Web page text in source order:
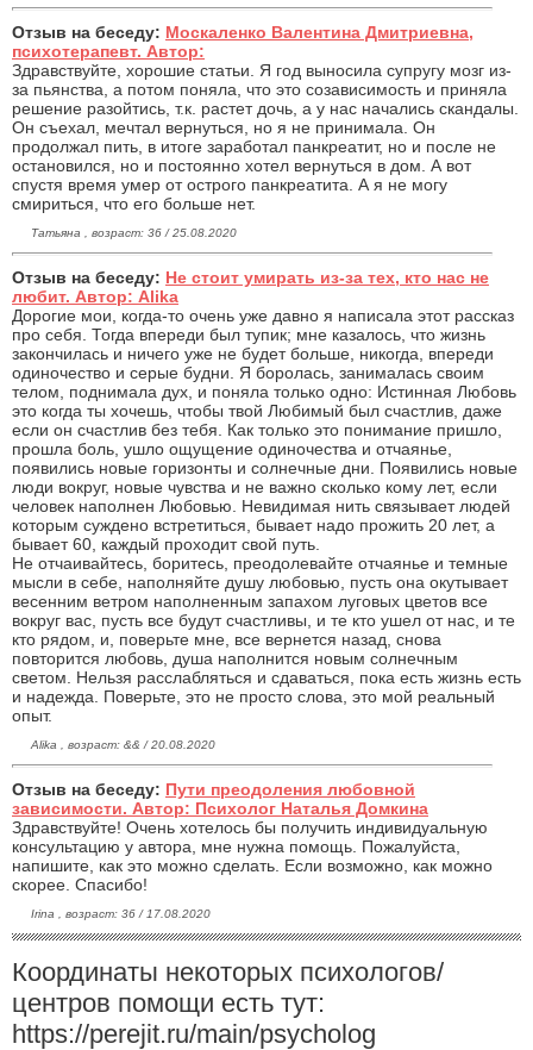
Отзыв на беседу: Москаленко Валентина Дмитриевна,
психотерапевт. Автор:
Здравствуйте, хорошие статьи. Я год выносила супругу мозг из-
за пьянства, а потом поняла, что это созависимость и приняла
решение разойтись, т.к. растет дочь, а у нас начались скандалы.
Он съехал, мечтал вернуться, но я не принимала. Он
продолжал пить, в итоге заработал панкреатит, но и после не
остановился, но и постоянно хотел вернуться в дом. А вот
спустя время умер от острого панкреатита. А я не могу
смириться, что его больше нет.
Татьяна , возраст: 36 / 25.08.2020
Отзыв на беседу: Не стоит умирать из-за тех, кто нас не
любит. Автор: Alika
Дорогие мои, когда-то очень уже давно я написала этот рассказ
про себя. Тогда впереди был тупик; мне казалось, что жизнь
закончилась и ничего уже не будет больше, никогда, впереди
одиночество и серые будни. Я боролась, занималась своим
телом, поднимала дух, и поняла только одно: Истинная Любовь
это когда ты хочешь, чтобы твой Любимый был счастлив, даже
если он счастлив без тебя. Как только это понимание пришло,
прошла боль, ушло ощущение одиночества и отчаянье,
появились новые горизонты и солнечные дни. Появились новые
люди вокруг, новые чувства и не важно сколько кому лет, если
человек наполнен Любовью. Невидимая нить связывает людей
которым суждено встретиться, бывает надо прожить 20 лет, а
бывает 60, каждый проходит свой путь.
Не отчаивайтесь, боритесь, преодолевайте отчаянье и темные
мысли в себе, наполняйте душу любовью, пусть она окутывает
весенним ветром наполненным запахом луговых цветов все
вокруг вас, пусть все будут счастливы, и те кто ушел от нас, и те
кто рядом, и, поверьте мне, все вернется назад, снова
повторится любовь, душа наполнится новым солнечным
светом. Нельзя расслабляться и сдаваться, пока есть жизнь есть
и надежда. Поверьте, это не просто слова, это мой реальный
опыт.
Alika , возраст: && / 20.08.2020
Отзыв на беседу: Пути преодоления любовной
зависимости. Автор: Психолог Наталья Домкина
Здравствуйте! Очень хотелось бы получить индивидуальную
консультацию у автора, мне нужна помощь. Пожалуйста,
напишите, как это можно сделать. Если возможно, как можно
скорее. Спасибо!
Irina , возраст: 36 / 17.08.2020
Координаты некоторых психологов/
центров помощи есть тут:
https://perejit.ru/main/psycholog